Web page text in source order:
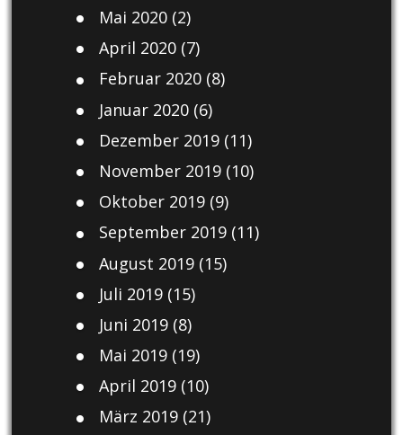
Mai 2020(2)
April 2020(7)
Februar 2020(8)
Januar 2020(6)
Dezember 2019(11)
November 2019(10)
Oktober 2019(9)
September 2019(11)
August 2019(15)
Juli 2019(15)
Juni 2019(8)
Mai 2019(19)
April 2019(10)
März 2019(21)